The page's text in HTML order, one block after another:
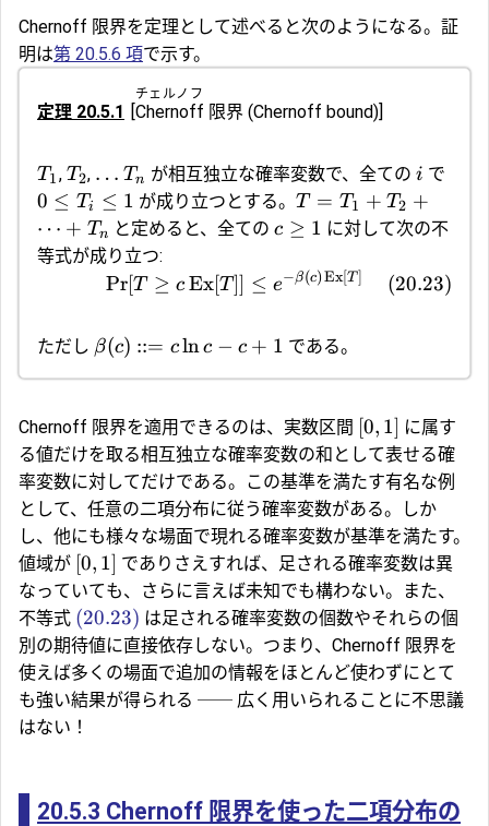
Chernoff 限界を定理として述べると次のようになる。証
明は第 20.5.6 項で示す。
定理 20.5.1 Chernoff
チェルノフ
限界 (Chernoff bound)]
T1, T2, … Tn が相互独立な確率変数で、全てのi で
0 ≤ Ti ≤ 1 が成り立つとする。T = T1 + T2 +
⋯ + Tn と定めると、全てのc ≥ 1 に対して次の不
等式が成り立つ:
Pr[T ≥ c Ex[T ]] ≤ e−β(c) Ex[T] (20.23)
ただし β(c) ::= clnc − c + 1 である。
Chernoff 限界を適用できるのは、実数区間 [0, 1] に属す
る値だけを取る相互独立な確率変数の和として表せる確
率変数に対してだけである。この基準を満たす有名な例
として、任意の二項分布に従う確率変数がある。しか
し、他にも様々な場面で現れる確率変数が基準を満たす。
値域が [0, 1] でありさえすれば、足される確率変数は異
なっていても、さらに言えば未知でも構わない。また、
不等式 (20.23) は足される確率変数の個数やそれらの個
別の期待値に直接依存しない。つまり、Chernoff 限界を
使えば多くの場面で追加の情報をほとんど使わずにとて
も強い結果が得られる ── 広く用いられることに不思議
はない！
20.5.3 Chernoff 限界を使った二項分布の